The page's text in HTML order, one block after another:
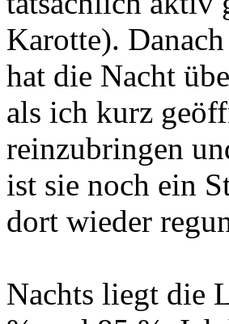
Karotte).
hat die Nacht
als ich kurz
reinzubringen
ist sie noch ein
dort wieder
Nachts liegt die